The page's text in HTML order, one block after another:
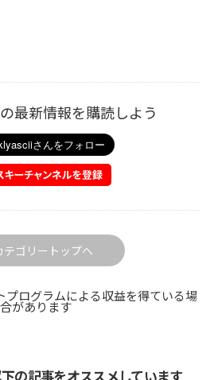
最新情報を購読しよう
テゴリートップへ
プログラムによる収益を得ている場
合があります
の記事をオススメしています